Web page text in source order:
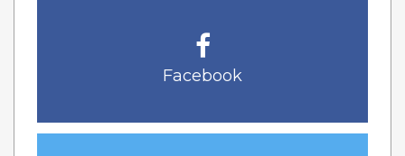
Facebook